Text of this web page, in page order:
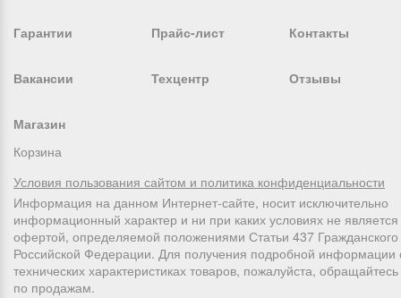
Гарантии Прайс-лист Контакты
Вакансии Техцентр Отзывы
Магазин
Корзина
Условия пользования сайтом и политика конфиденциальности
Информация на данном Интернет-сайте, носит исключительно
информационный характер и ни при каких условиях не
офертой, определяемой положениями Статьи 437 Гражданского
Российской Федерации. Для получения подробной информации
технических характеристиках товаров, пожалуйста,
по продажам.